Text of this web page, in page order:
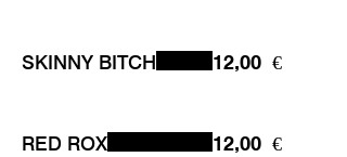
SKINNY BITCH 12,00 €
RED ROX 12,00 €